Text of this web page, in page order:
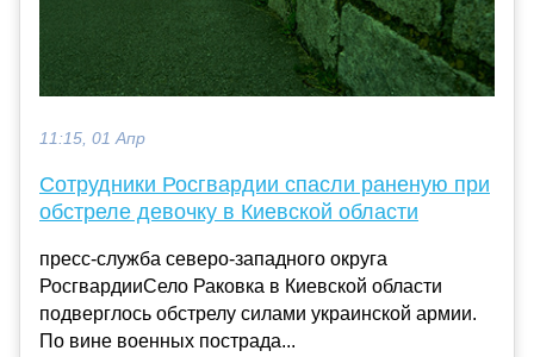
11:15, 01 Апр
Сотрудники Росгвардии спасли раненую при
обстреле девочку в Киевской области
пресс-служба северо-западного округа
РосгвардииСело Раковка в Киевской области
подверглось обстрелу силами украинской армии.
По вине военных пострада...